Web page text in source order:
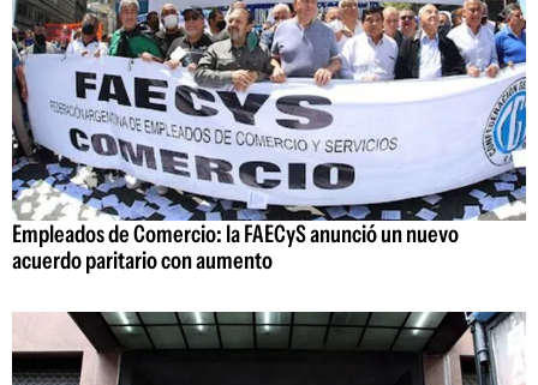
Empleados de Comercio: la FAECyS anunció un nuevo
acuerdo paritario con aumento